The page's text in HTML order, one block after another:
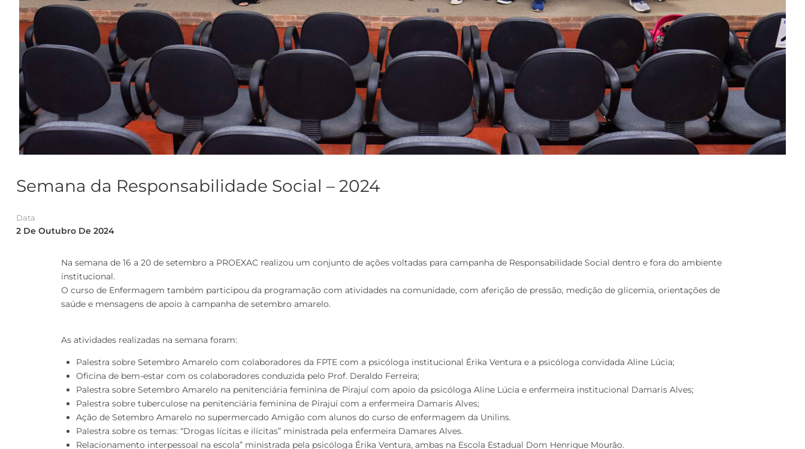
Semana da Responsabilidade Social – 2024
Data
2 De Outubro De 2024
Na semana de 16 a 20 de setembro a PROEXAC realizou um conjunto de ações voltadas para campanha de Responsabilidade Social dentro e fora do ambiente
institucional.
O curso de Enfermagem também participou da programação com atividades na comunidade, com aferição de pressão, medição de glicemia, orientações de
saúde e mensagens de apoio à campanha de setembro amarelo.
As atividades realizadas na semana foram:
Palestra sobre Setembro Amarelo com colaboradores da FPTE com a psicóloga institucional Érika Ventura e a psicóloga convidada Aline Lúcia;
Oficina de bem-estar com os colaboradores conduzida pelo Prof. Deraldo Ferreira;
Palestra sobre Setembro Amarelo na penitenciária feminina de Pirajuí com apoio da psicóloga Aline Lúcia e enfermeira institucional Damaris Alves;
Palestra sobre tuberculose na penitenciária feminina de Pirajuí com a enfermeira Damaris Alves;
Ação de Setembro Amarelo no supermercado Amigão com alunos do curso de enfermagem da Unilins.
Palestra sobre os temas: “Drogas lícitas e ilícitas” ministrada pela enfermeira Damares Alves.
Relacionamento interpessoal na escola” ministrada pela psicóloga Érika Ventura, ambas na Escola Estadual Dom Henrique Mourão.